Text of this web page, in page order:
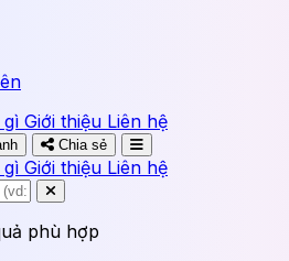
gì Giới thiệu Liên hệ
Chia sẻ
gì Giới thiệu Liên hệ
phù hợp